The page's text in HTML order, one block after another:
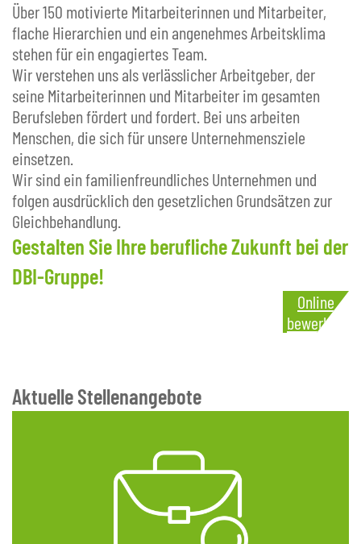
Über 150 motivierte Mitarbeiterinnen und Mitarbeiter,
flache Hierarchien und ein angenehmes Arbeitsklima
stehen für ein engagiertes Team.
Wir verstehen uns als verlässlicher Arbeitgeber, der
seine Mitarbeiterinnen und Mitarbeiter im gesamten
Berufsleben fördert und fordert. Bei uns arbeiten
Menschen, die sich für unsere Unternehmensziele
einsetzen.
Wir sind ein familienfreundliches Unternehmen und
folgen ausdrücklich den gesetzlichen Grundsätzen zur
Gleichbehandlung.
Gestalten Sie Ihre berufliche Zukunft bei der
DBI-Gruppe!
Online
bewerben
Aktuelle Stellenangebote